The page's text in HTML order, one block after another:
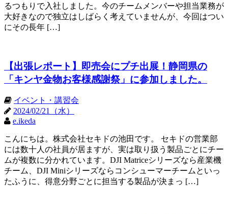
るつもりで入社しました。今のチームメンバーや担当業務が
大好きなので独立はしばらく考えていませんが、今回はつい
にその長年 […]
【出張レポート】即売会にプチ出展！静岡県の
「キンヤ金物お客様感謝祭」に参加しました。
イベント・講習会
2024/02/21（水）
e.ikeda
こんにちは。株式会社セキドの池田です。 セキドの営業部
には数十人の社員が居ますが、実は取り扱う製品ごとにチー
ムが複数に分かれています。DJI Matriceシリーズなら産業機
チーム、DJI Miniシリーズならコンシューマーチームといっ
たふうに、得意分野ごとに担当する製品が決まっ […]